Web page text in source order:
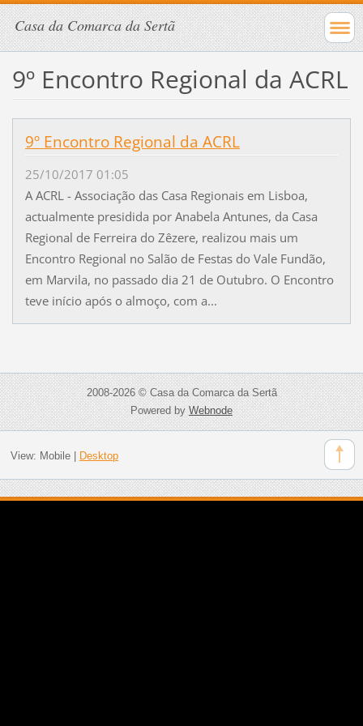
Casa da Comarca da Sertã
9º Encontro Regional da ACRL
9º Encontro Regional da ACRL
25/10/2017 01:05
A ACRL - Associação das Casa Regionais em Lisboa,
actualmente presidida por Anabela Antunes, da Casa
Regional de Ferreira do Zêzere, realizou mais um
Encontro Regional no Salão de Festas do Vale Fundão,
em Marvila, no passado dia 21 de Outubro. O Encontro
teve início após o almoço, com a...
2008-2026 © Casa da Comarca da Sertã
Powered byWebnode
View: Mobile| Desktop